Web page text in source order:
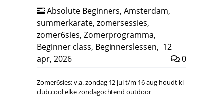
Absolute Beginners, Amsterdam,
summerkarate, zomersessies,
zomer6sies, Zomerprogramma,
Beginner class, Beginnerslessen, 12
apr, 2026
0
Zomer6sies: v.a. zondag 12 jul t/m 16 aug houdt ki
club.cool elke zondagochtend outdoor